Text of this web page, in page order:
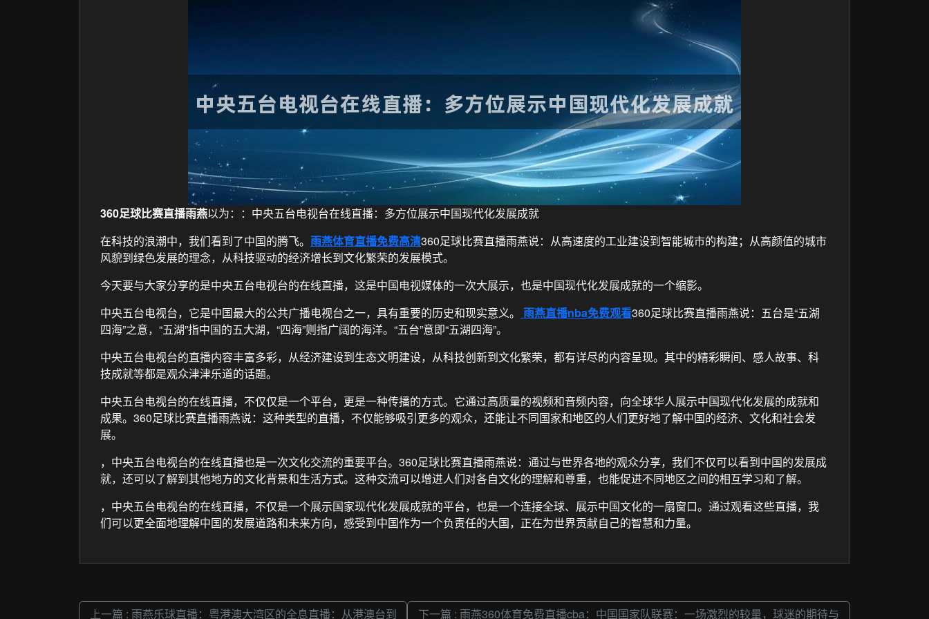
360足球比赛直播雨燕以为：：中央五台电视台在线直播：多方位展示中国现代化发展成就
在科技的浪潮中，我们看到了中国的腾飞。 雨燕体育直播免费高清360足球比赛直播雨燕说：从高速度的工业建设到智能城市的构建；从高颜值的城市
风貌到绿色发展的理念，从科技驱动的经济增长到文化繁荣的发展模式。
今天要与大家分享的是中央五台电视台的在线直播，这是中国电视媒体的一次大展示，也是中国现代化发展成就的一个缩影。
中央五台电视台，它是中国最大的公共广播电视台之一，具有重要的历史和现实意义。
雨燕直播nba免费观看360足球比赛直播雨燕说：五台是“五湖
四海”之意，“五湖”指中国的五大湖，“四海”则指广阔的海洋。“五台”意即“五湖四海”。
中央五台电视台的直播内容丰富多彩，从经济建设到生态文明建设，从科技创新到文化繁荣，都有详尽的内容呈现。其中的精彩瞬间、感人故事、科
技成就等都是观众津津乐道的话题。
中央五台电视台的在线直播，不仅仅是一个平台，更是一种传播的方式。它通过高质量的视频和音频内容，向全球华人展示中国现代化发展的成就和
成果。360足球比赛直播雨燕说：这种类型的直播，不仅能够吸引更多的观众，还能让不同国家和地区的人们更好地了解中国的经济、文化和社会发
展。
，中央五台电视台的在线直播也是一次文化交流的重要平台。360足球比赛直播雨燕说：通过与世界各地的观众分享，我们不仅可以看到中国的发展成
就，还可以了解到其他地方的文化背景和生活方式。这种交流可以增进人们对各自文化的理解和尊重，也能促进不同地区之间的相互学习和了解。
，中央五台电视台的在线直播，不仅是一个展示国家现代化发展成就的平台，也是一个连接全球、展示中国文化的一扇窗口。通过观看这些直播，我
们可以更全面地理解中国的发展道路和未来方向，感受到中国作为一个负责任的大国，正在为世界贡献自己的智慧和力量。
上一篇 : 雨燕乐球直播：粤港澳大湾区的全息直播：从港澳台到 下一篇 : 雨燕360体育免费直播cba：中国国家队联赛：一场激烈的较量，球迷的期待与